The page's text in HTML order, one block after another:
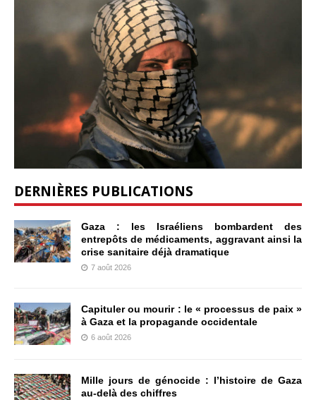
DERNIÈRES PUBLICATIONS
Gaza : les Israéliens bombardent des
entrepôts de médicaments, aggravant ainsi la
crise sanitaire déjà dramatique
7 août 2026
Capituler ou mourir : le « processus de paix »
à Gaza et la propagande occidentale
6 août 2026
Mille jours de génocide : l’histoire de Gaza
au-delà des chiffres